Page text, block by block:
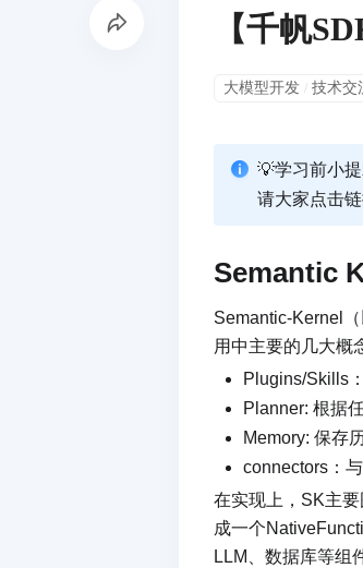
【千帆
大模型开发 / 技术交
💡学习前小
请大家点击链
Semantic
Semantic-Kernel
用中主要的几大概
Plugins/Skills
Planner: 根据
Memory: 保存
connectors：
在实现上，SK主
成一个
LLM、数据库等组